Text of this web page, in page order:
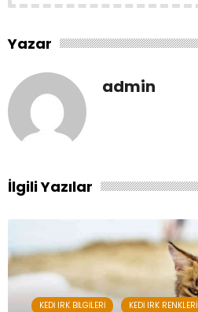
Yazar
admin
İlgili Yazılar
KEDI IRK BILGILERI KEDI IRK RENKLERI